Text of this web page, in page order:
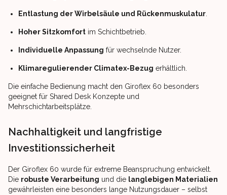
Entlastung der Wirbelsäule und Rückenmuskulatur
Hoher Sitzkomfort im Schichtbetrieb.
Individuelle Anpassung für wechselnde Nutzer.
Klimaregulierender Climatex-Bezug erhältlich.
Die einfache Bedienung macht den Giroflex 60 besonders
geeignet für Shared Desk Konzepte und
Mehrschichtarbeitsplätze.
Nachhaltigkeit und langfristige
Investitionssicherheit
Der Giroflex 60 wurde für extreme Beanspruchung entwickelt.
Die robuste Verarbeitung und die langlebigen Materialien
gewährleisten eine besonders lange Nutzungsdauer – selbst